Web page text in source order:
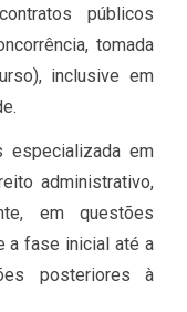
públicos
tomada
inclusive em
especializada em
administrativo,
em questões
a fase inicial até a
posteriores à